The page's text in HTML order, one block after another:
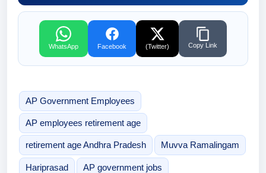
WhatsApp Facebook (Twitter) Copy Link
AP Government Employees
AP employees retirement age
retirement age Andhra Pradesh Muvva Ramalingam
Hariprasad AP government jobs